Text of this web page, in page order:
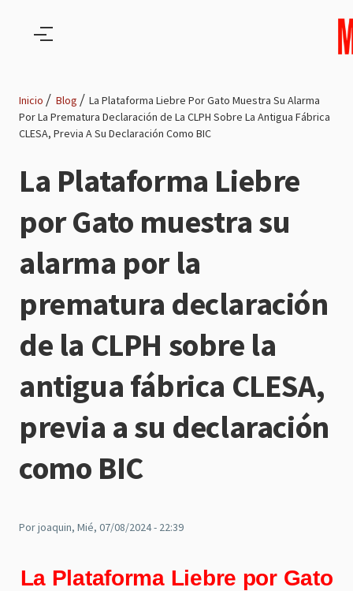
Ruta
de
navegación
Inicio Blog
La Plataforma Liebre Por Gato Muestra Su Alarma
Por La Prematura Declaración de La CLPH Sobre La Antigua Fábrica
CLESA, Previa A Su Declaración Como BIC
La Plataforma Liebre
por Gato muestra su
alarma por la
prematura declaración
de la CLPH sobre la
antigua fábrica CLESA,
previa a su declaración
como BIC
Porjoaquin, Mié, 07/08/2024 - 22:39
La Plataforma Liebre por Gato